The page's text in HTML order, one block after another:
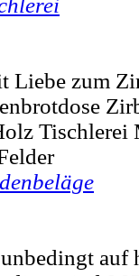
Liebe zum
auf